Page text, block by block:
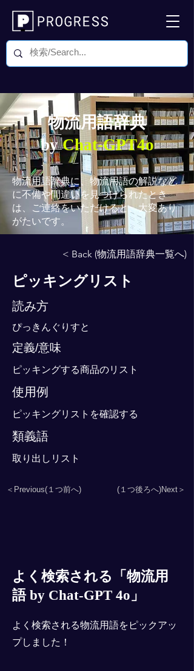
物流用語辞典
byChat-GPT4o
物流用語辞典に、物流用語の解説など
に不備や間違いを見つけられたとき
は、ご連絡をいただけると、大変あり
がたいです。
< Back (物流用語辞典一覧へ)
ピッキングリスト
読み方
ぴっきんぐりすと
定義/意味
ピッキングする商品のリスト
使用例
ピッキングリストを確認する
類義語
取り出しリスト
＜Previous(１つ前へ) (１つ後ろへ)Next＞
よく検索される「物流用
語 by Chat-GPT 4o」
よく検索される物流用語をピックアッ
プしました！